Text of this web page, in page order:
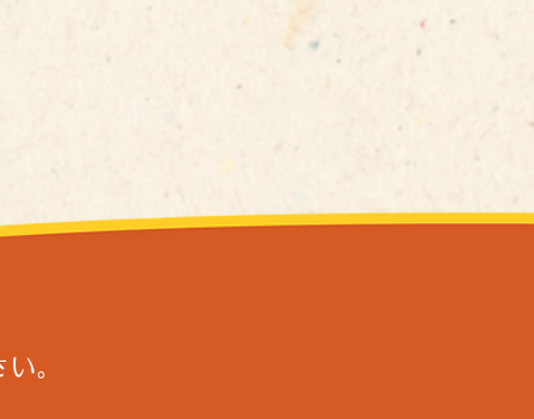
。